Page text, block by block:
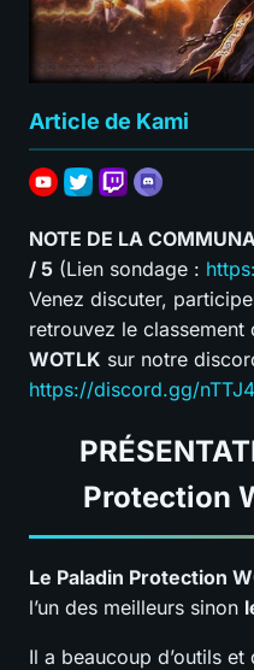
Article de Kami
NOTE DE LA
/ 5 (Lien sondage :
Venez discuter,
retrouvez le classement
WOTLK sur notre
https://discord.gg/
Protection
Le Paladin Protection
l’un des meilleurs sinon
Il a beaucoup d’outils